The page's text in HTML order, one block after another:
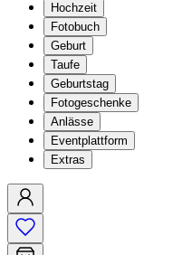
Hochzeit
Fotobuch
Geburt
Taufe
Geburtstag
Fotogeschenke
Anlässe
Eventplattform
Extras